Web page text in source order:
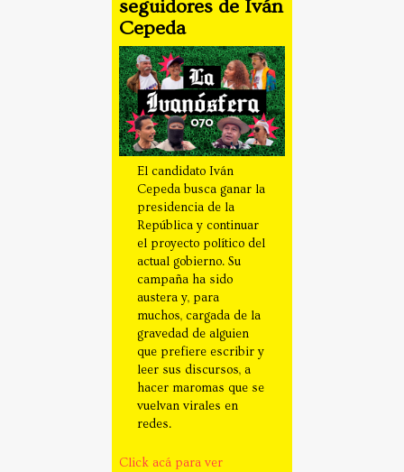
seguidores de Iván
Cepeda
El candidato Iván
Cepeda busca ganar la
presidencia de la
República y continuar
el proyecto político del
actual gobierno. Su
campaña ha sido
austera y, para
muchos, cargada de la
gravedad de alguien
que prefiere escribir y
leer sus discursos, a
hacer maromas que se
vuelvan virales en
redes.
Click acá para ver